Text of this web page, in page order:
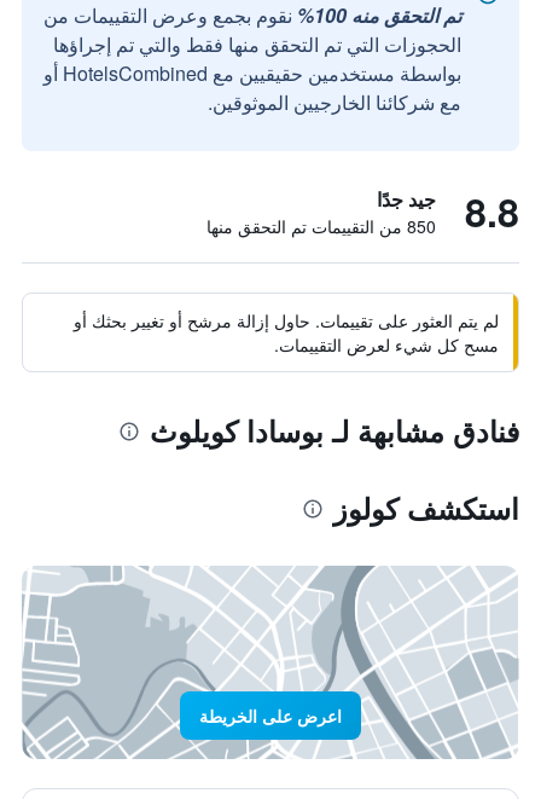
تم التحقق منه 100%
نقوم بجمع وعرض التقييمات من
الحجوزات التي تم التحقق منها فقط والتي تم إجراؤها
بواسطة مستخدمين حقيقيين مع HotelsCombined أو
مع شركائنا الخارجيين الموثوقين.
8.8 جيد جدًا
850 من التقييمات تم التحقق منها
لم يتم العثور على تقييمات. حاول إزالة مرشح أو تغيير بحثك أو
مسح كل شيء لعرض التقييمات.
فنادق مشابهة لـ بوسادا كويلوث
استكشف كولوز
اعرض على الخريطة